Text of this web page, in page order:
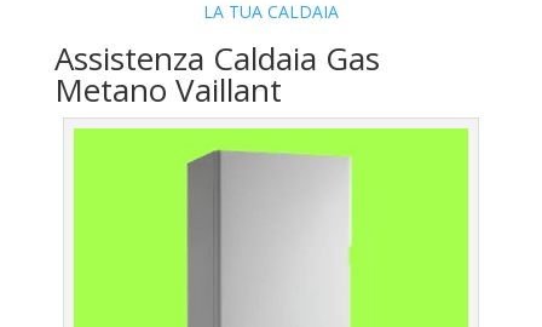
LA TUA CALDAIA
Assistenza Caldaia Gas
Metano Vaillant